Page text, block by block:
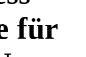
für